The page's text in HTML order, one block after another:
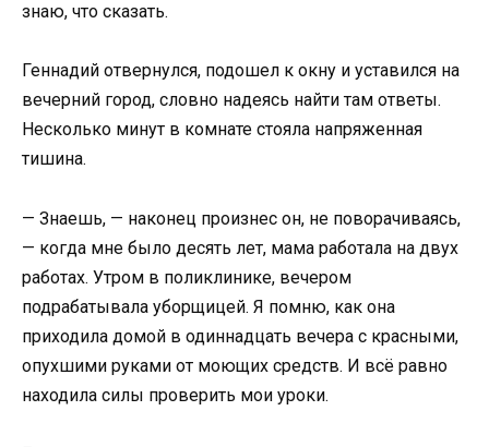
знаю, что сказать.
Геннадий отвернулся, подошел к окну и уставился на
вечерний город, словно надеясь найти там ответы.
Несколько минут в комнате стояла напряженная
тишина.
— Знаешь, — наконец произнес он, не поворачиваясь,
— когда мне было десять лет, мама работала на двух
работах. Утром в поликлинике, вечером
подрабатывала уборщицей. Я помню, как она
приходила домой в одиннадцать вечера с красными,
опухшими руками от моющих средств. И всё равно
находила силы проверить мои уроки.